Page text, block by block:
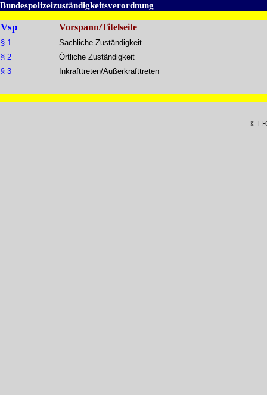
Bundespolizeizuständigkeitsverordnung
Vsp Vorspann/Titelseite
§ 1
§ 2
§ 3
Sachliche Zuständigkeit
Örtliche Zuständigkeit
Inkrafttreten/Außerkrafttreten
© H-